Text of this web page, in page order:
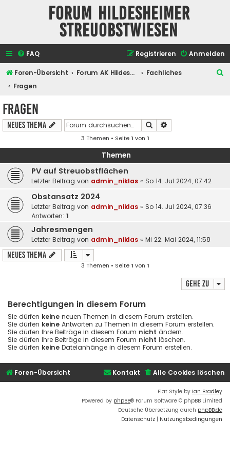
Forum Hildesheimer
Streuobstwiesen
FAQ Anmelden
Registrieren
Foren-Übersicht Forum AK Hildesheimer Streuobstwiesen
Fachliches
Fragen
Fragen
Neues Thema Suche
3 Themen • Seite1 von 1
Themen
PV auf Streuobstflächen
Letzter Beitrag von admin_niklas « So 14. Jul 2024, 07:42
Obstansatz 2024
Letzter Beitrag von admin_niklas « So 14. Jul 2024, 07:36
Antworten: 1
Jahresmengen
Letzter Beitrag von admin_niklas « Mi 22. Mai 2024, 11:58
Neues Thema
3 Themen • Seite1 von 1
Gehe zu
Berechtigungen in diesem Forum
Sie dürfen keine neuen Themen in diesem Forum erstellen.
Sie dürfen keine Antworten zu Themen in diesem Forum erstellen.
Sie dürfen Ihre Beiträge in diesem Forum nicht ändern.
Sie dürfen Ihre Beiträge in diesem Forum nicht löschen.
Sie dürfen keine Dateianhänge in diesem Forum erstellen.
Foren-Übersicht Alle Cookies löschen
Kontakt
Flat Style by Ian Bradley
Powered by phpBB® Forum Software © phpBB Limited
Deutsche Übersetzung durch phpBB.de
Datenschutz | Nutzungsbedingungen